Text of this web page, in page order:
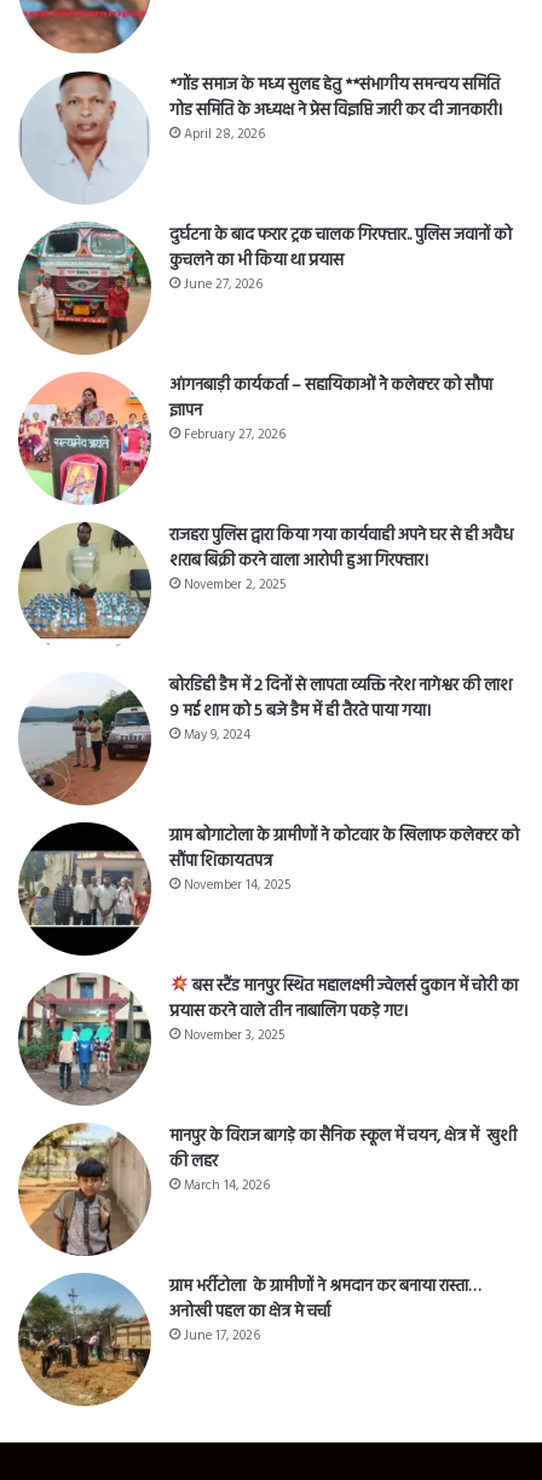
*गोंड समाज के मध्य सुलह हेतु **संभागीय समन्वय समिति
गोड समिति के अध्यक्ष ने प्रेस विज्ञप्ति जारी कर दी जानकारी।
April 28, 2026
दुर्घटना के बाद फरार ट्रक चालक गिरफ्तार.. पुलिस जवानों को
कुचलने का भी किया था प्रयास
June 27, 2026
आंगनबाड़ी कार्यकर्ता – सहायिकाओं नेे कलेक्टर को सौपा
ज्ञापन
February 27, 2026
राजहरा पुलिस द्वारा किया गया कार्यवाही अपने घर से ही अवैध
शराब बिक्री करने वाला आरोपी हुआ गिरफ्तार।
November 2, 2025
बोरडिही डैम में 2 दिनों से लापता व्यक्ति नरेश नागेश्वर की लाश
9 मई शाम को 5 बजे डैम में ही तैरते पाया गया।
May 9, 2024
ग्राम बोगाटोला के ग्रामीणों ने कोटवार के खिलाफ कलेक्टर को
सौंपा शिकायतपत्र
November 14, 2025
बस स्टैंड मानपुर स्थित महालक्ष्मी ज्वेलर्स दुकान में चोरी का
प्रयास करने वाले तीन नाबालिग पकड़े गए।
November 3, 2025
मानपुर के विराज बागड़े का सैनिक स्कूल में चयन, क्षेत्र में खुशी
की लहर
March 14, 2026
ग्राम भर्रीटोला के ग्रामीणों ने श्रमदान कर बनाया रास्ता…
अनोखी पहल का क्षेत्र मे चर्चा
June 17, 2026